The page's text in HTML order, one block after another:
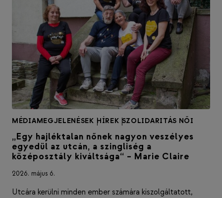
MÉDIAMEGJELENÉSEK |
HÍREK |
SZOLIDARITÁS NŐI
„Egy hajléktalan nőnek nagyon veszélyes
egyedül az utcán, a szingliség a
középosztály kiváltsága“ – Marie Claire
2026. május 6.
Utcára kerülni minden ember számára kiszolgáltatott,